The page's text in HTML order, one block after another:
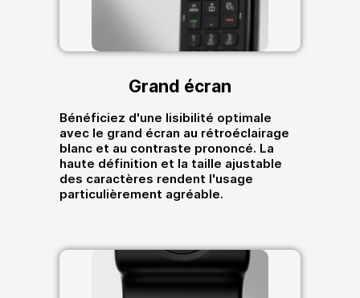
Grand écran
Bénéficiez d'une lisibilité optimale
avec le grand écran au rétroéclairage
blanc et au contraste prononcé. La
haute définition et la taille ajustable
des caractères rendent l'usage
particulièrement agréable.